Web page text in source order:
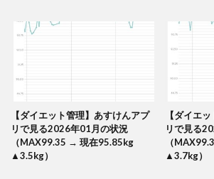
【ダイエット管理】あすけんアプ
リで見る2026年01月の状況
（MAX99.35 → 現在95.85kg
▲3.5kg）
【ダイエ
リで見る
（
▲3.7kg）